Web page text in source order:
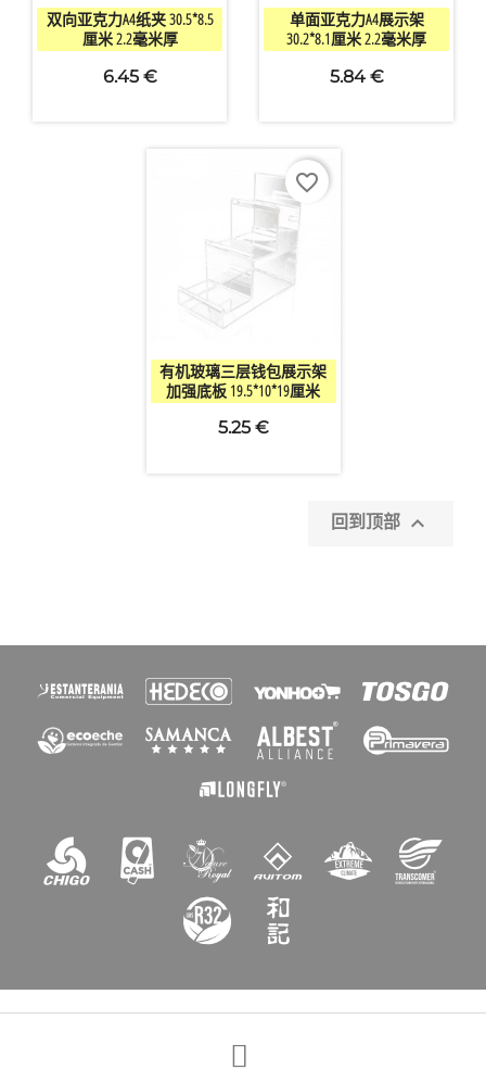
快速查看
双向亚克力A4纸夹 30.5*8.5
厘米 2.2毫米厚
6.45 €
快速查看
单面亚克力A4展示架
30.2*8.1厘米 2.2毫米厚
5.84 €
快速查看
有机玻璃三层钱包展示架
加强底板 19.5*10*19厘米
5.25 €
favorite_border
回到顶部 
创建心愿单 ×
取消 创建心愿单